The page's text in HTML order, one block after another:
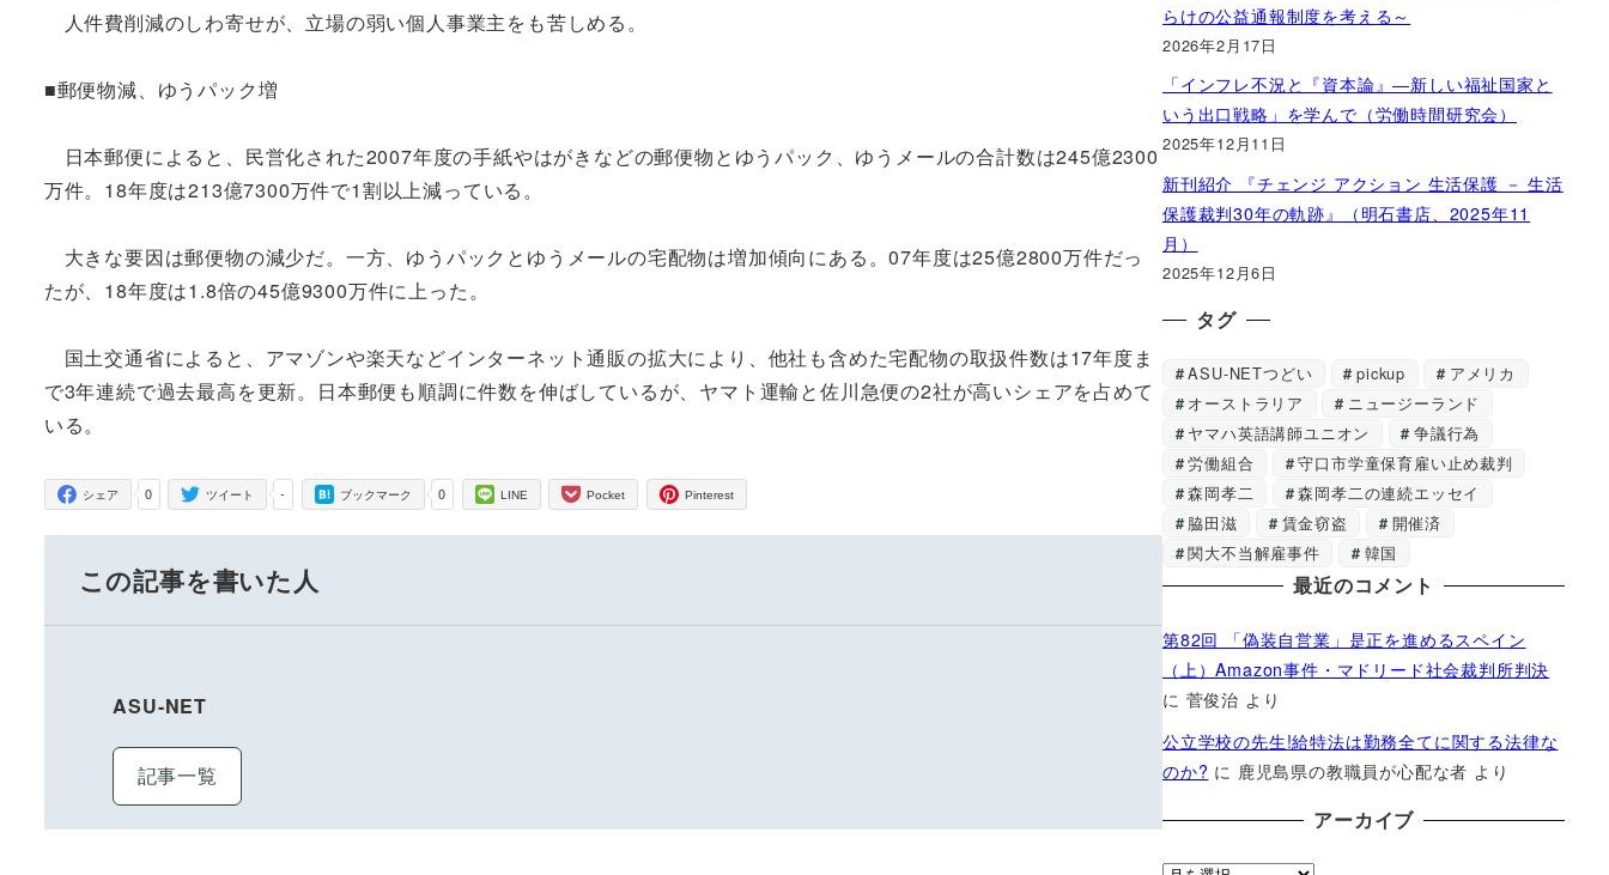
人件費削減のしわ寄せが、立場の弱い個人事業主をも苦しめる。
■郵便物減、ゆうパック増
日本郵便によると、民営化された2007年度の手紙やはがきなどの郵便物とゆうパック、ゆうメールの合計数は245億2300
万件。18年度は213億7300万件で1割以上減っている。
大きな要因は郵便物の減少だ。一方、ゆうパックとゆうメールの宅配物は増加傾向にある。07年度は25億2800万件だっ
たが、18年度は1.8倍の45億9300万件に上った。
国土交通省によると、アマゾンや楽天などインターネット通販の拡大により、他社も含めた宅配物の取扱件数は17年度ま
で3年連続で過去最高を更新。日本郵便も順調に件数を伸ばしているが、ヤマト運輸と佐川急便の2社が高いシェアを占めて
いる。
0
シェア -
ツイート 0
ブックマーク LINE Pocket Pinterest
この記事を書いた人
ASU-NET
記事一覧
らけの公益通報制度を考える～
2026年2月17日
「インフレ不況と『資本論』―新しい福祉国家と
いう出口戦略」を学んで（労働時間研究会）
2025年12月11日
新刊紹介 『チェンジ アクション 生活保護 － 生活
保護裁判30年の軌跡』（明石書店、2025年11
月）
2025年12月6日
タグ
ASU-NETつどい pickup
アメリカ
オーストラリア
ニュージーランド
ヤマハ英語講師ユニオン
争議行為
労働組合
守口市学童保育雇い止め裁判
森岡孝二
森岡孝二の連続エッセイ
脇田滋
賃金窃盗
開催済
関大不当解雇事件
韓国
最近のコメント
第82回 「偽装自営業」是正を進めるスペイン
（上）Amazon事件・マドリード社会裁判所判決
に 菅俊治 より
公立学校の先生!給特法は勤務全てに関する法律な
のか? に 鹿児島県の教職員が心配な者 より
アーカイブ